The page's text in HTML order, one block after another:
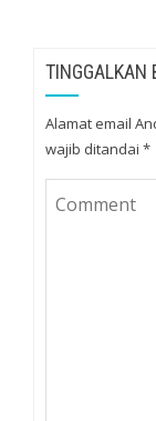
TINGGALKAN
Alamat email
wajib ditandai *